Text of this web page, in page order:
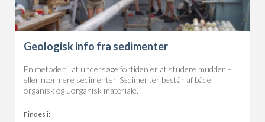
Geologisk info fra sedimenter
En metode til at undersøge fortiden er at studere mudder –
eller nærmere sedimenter. Sedimenter består af både
organisk og uorganisk materiale.
Findes i: